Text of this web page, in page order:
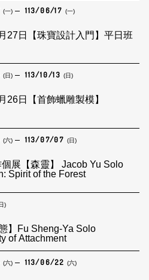
(一) 113/06/17 (一)
27日【珠寶設計入門】平日班
(日) 113/10/13 (日)
26日【首飾蠟雕製模】
(六) 113/07/07 (日)
展【森靈】 Jacob Yu Solo
Spirit of the Forest
)
】Fu Sheng-Ya Solo
of Attachment
(六) 113/06/22 (六)